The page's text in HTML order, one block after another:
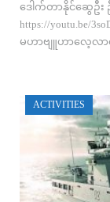
ဒေါက်တာနိုင်ဆွေဦး
https://youtu.be/
မဟာဗျူဟာလေ့လာ
ACTIVITIES